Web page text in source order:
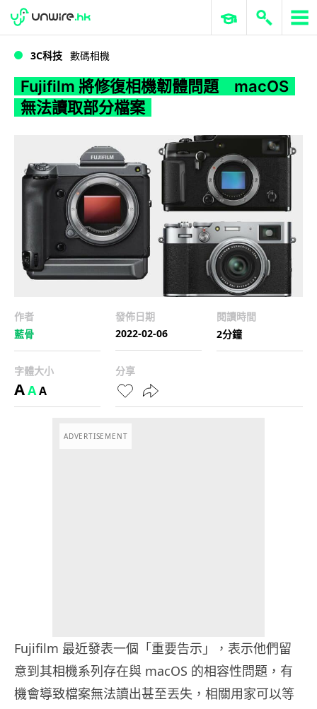
WWDC 2026 ERP 與商業 AI
3C科技 數碼相機
Fujifilm 將修復相機韌體問題 macOS
無法讀取部分檔案
作者
藍骨
發佈日期
2022-02-06
閱讀時間
2分鐘
字體大小
AAA
分享
ADVERTISEMENT
Fujifilm 最近發表一個「重要告示」，表示他們留
意到其相機系列存在與 macOS 的相容性問題，有
機會導致檔案無法讀出甚至丟失，相關用家可以等